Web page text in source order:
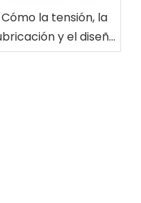
Cómo la tensión, la
y el diseño
la matriz afectan